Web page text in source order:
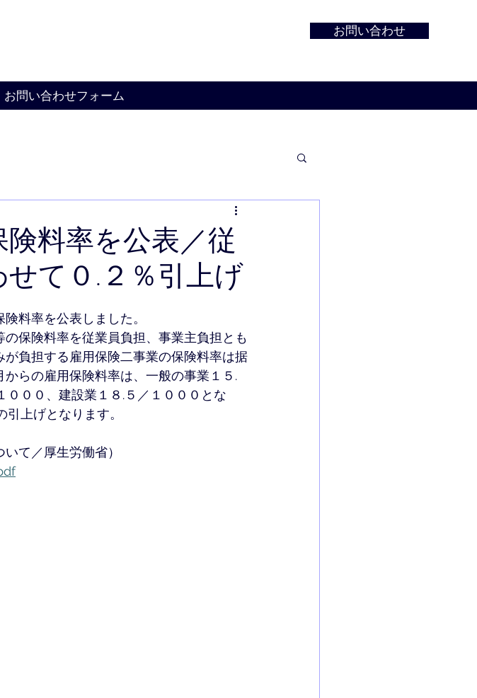
お問い合わせ
お問い合わせフォーム
料率を公表／従
て０.２％引上げ
料率を公表しました。
保険料率を従業員負担、事業主負担とも
負担する雇用保険二事業の保険料率は据
らの雇用保険料率は、一般の事業１５.
０００、建設業１８.５／１０００とな
上げとなります。
て／厚生労働省）